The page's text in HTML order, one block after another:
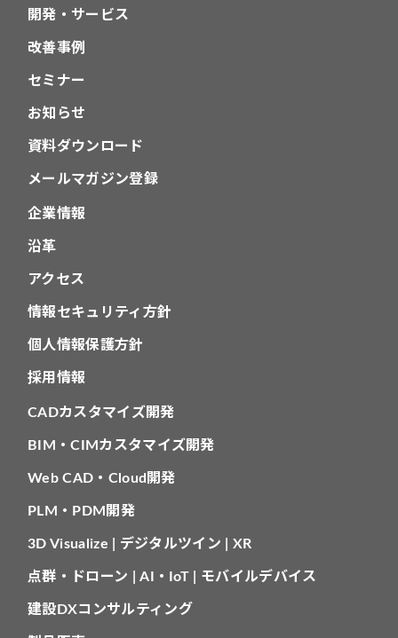
開発・サービス
改善事例
セミナー
お知らせ
資料ダウンロード
メールマガジン登録
企業情報
沿革
アクセス
情報セキュリティ方針
個人情報保護方針
採用情報
CADカスタマイズ開発
BIM・CIMカスタマイズ開発
Web CAD・Cloud開発
PLM・PDM開発
3D Visualize | デジタルツイン | XR
点群・ドローン | AI・IoT | モバイルデバイス
建設DXコンサルティング